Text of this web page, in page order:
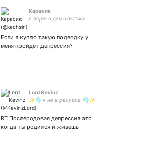
Карасик
я верю в демократию
Если я куплю такую подводку у
меня пройдёт депрессия?
Lord Kevinz
✨🫧 я не в ресурсе 🫧✨
RT Послеродовая депрессия это
когда ты родился и живешь